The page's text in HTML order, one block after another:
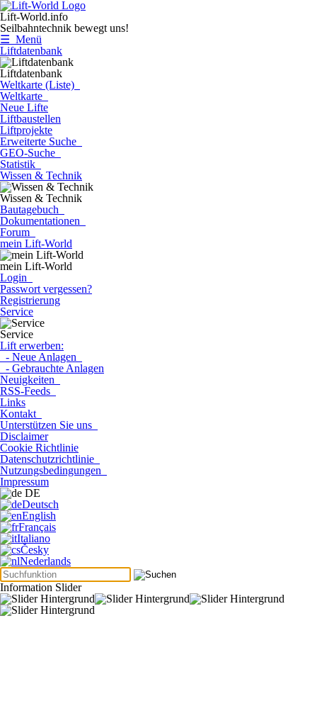
Lift-World.info
Seilbahntechnik bewegt uns!
☰ Menü
Liftdatenbank
Liftdatenbank
Weltkarte (Liste)
Weltkarte
Neue Lifte
Liftbaustellen
Liftprojekte
Erweiterte Suche
GEO-Suche
Statistik
Wissen & Technik
Wissen & Technik
Bautagebuch
Dokumentationen
Forum
mein Lift-World
mein Lift-World
Login
Passwort vergessen?
Registrierung
Service
Service
Lift erwerben:
- Neue Anlagen
- Gebrauchte Anlagen
Neuigkeiten
RSS-Feeds
Links
Kontakt
Unterstützen Sie uns
Disclaimer
Cookie Richtlinie
Datenschutzrichtlinie
Nutzungsbedingungen
Impressum
DE
Deutsch
English
Français
Italiano
Česky
Nederlands
Information Slider